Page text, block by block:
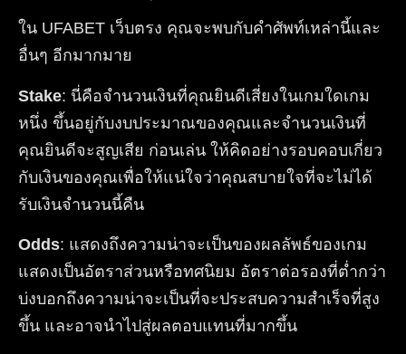
ใน UFABET เว็บตรง คุณจะพบกับคำศัพท์เหล่านี้และ
อื่นๆ อีกมากมาย
Stake: นี่คือจำนวนเงินที่คุณยินดีเสี่ยงในเกมใดเกม
หนึ่ง ขึ้นอยู่กับงบประมาณของคุณและจำนวนเงินที่
คุณยินดีจะสูญเสีย ก่อนเล่น ให้คิดอย่างรอบคอบเกี่ยว
กับเงินของคุณเพื่อให้แน่ใจว่าคุณสบายใจที่จะไม่ได้
รับเงินจำนวนนี้คืน
Odds: แสดงถึงความน่าจะเป็นของผลลัพธ์ของเกม
แสดงเป็นอัตราส่วนหรือทศนิยม อัตราต่อรองที่ต่ำกว่า
บ่งบอกถึงความน่าจะเป็นที่จะประสบความสำเร็จที่สูง
ขึ้น และอาจนำไปสู่ผลตอบแทนที่มากขึ้น